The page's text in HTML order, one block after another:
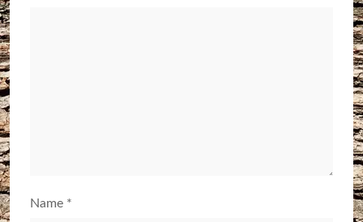
Name *